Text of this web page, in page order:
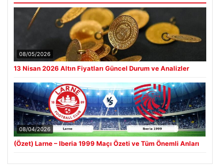
08/05/2026
13 Nisan 2026 Altın Fiyatları Güncel Durum ve Analizler
08/04/2026
(Özet) Larne – Iberia 1999 Maçı Özeti ve Tüm Önemli Anları